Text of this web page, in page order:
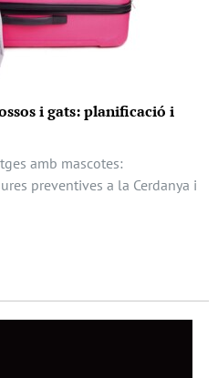
i gats: planificació i
amb mascotes:
preventives a la Cerdanya i